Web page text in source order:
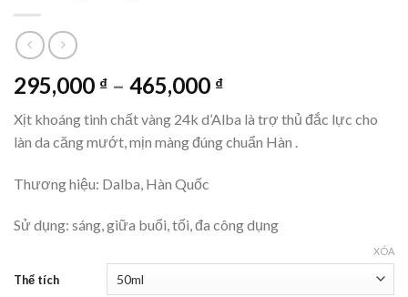
295,000 ₫ – 465,000 ₫
Xịt khoáng tinh chất vàng 24k d’Alba là trợ thủ đắc lực cho
làn da căng mướt, mịn màng đúng chuẩn Hàn .
Thương hiệu: Dalba, Hàn Quốc
Sử dụng: sáng, giữa buổi, tối, đa công dụng
Thể tích
XÓA